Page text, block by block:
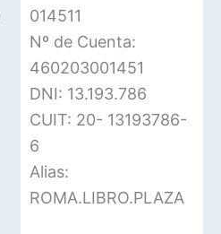
014511
Nº de Cuenta:
460203001451
DNI: 13.193.786
CUIT: 20- 13193786-
6
Alias:
ROMA.LIBRO.PLAZA